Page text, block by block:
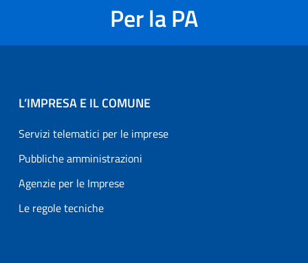
Per la PA
L’IMPRESA E IL COMUNE
Servizi telematici per le imprese
Pubbliche amministrazioni
Agenzie per le Imprese
Le regole tecniche